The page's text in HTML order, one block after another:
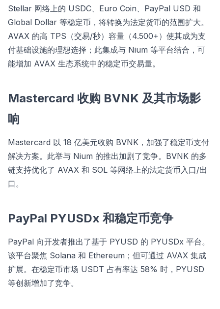
Stellar 网络上的 USDC、Euro Coin、PayPal USD 和
Global Dollar 等稳定币，将转换为法定货币的范围扩大。
AVAX 的高 TPS（交易/秒）容量（4.500+）使其成为支
付基础设施的理想选择；此集成与 Nium 等平台结合，可
能增加 AVAX 生态系统中的稳定币交易量。
Mastercard 收购 BVNK 及其市场影
响
Mastercard 以 18 亿美元收购 BVNK，加强了稳定币支付
解决方案。此举与 Nium 的推出加剧了竞争。BVNK 的多
链支持优化了 AVAX 和 SOL 等网络上的法定货币入口/出
口。
PayPal PYUSDx 和稳定币竞争
PayPal 向开发者推出了基于 PYUSD 的 PYUSDx 平台。
该平台聚焦 Solana 和 Ethereum；但可通过 AVAX 集成
扩展。在稳定币市场 USDT 占有率达 58% 时，PYUSD
等创新增加了竞争。